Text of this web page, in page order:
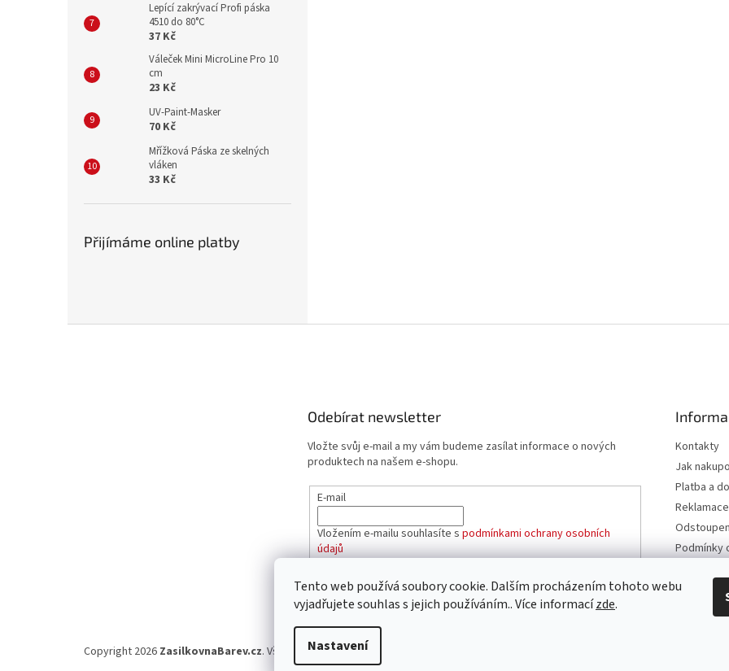
Tento web používá soubory cookie. Dalším procházením tohoto webu
vyjadřujete souhlas s jejich používáním.. Více informacízde.
Nastavení
Lepící zakrývací Profi páska
4510 do 80°C
37 Kč
Váleček Mini MicroLine Pro 10
cm
23 Kč
UV-Paint-Masker
70 Kč
Mřížková Páska ze skelných
vláken
33 Kč
Přijímáme online platby
Odebírat newsletter
Vložte svůj e-mail a my vám budeme zasílat informace o nových
produktech na našem e-shopu.
E-mail
Vložením e-mailu souhlasíte s podmínkami ochrany osobních
údajů
PŘIHLÁSIT SE
Kontakty
Jak
Platba a
Podmínky
Obchodní
Copyright 2026 ZasilkovnaBarev.cz. Všechna práva vyhrazena.